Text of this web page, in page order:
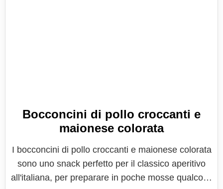
Bocconcini di pollo croccanti e
maionese colorata
I bocconcini di pollo croccanti e maionese colorata
sono uno snack perfetto per il classico aperitivo
all'italiana, per preparare in poche mosse qualcosa